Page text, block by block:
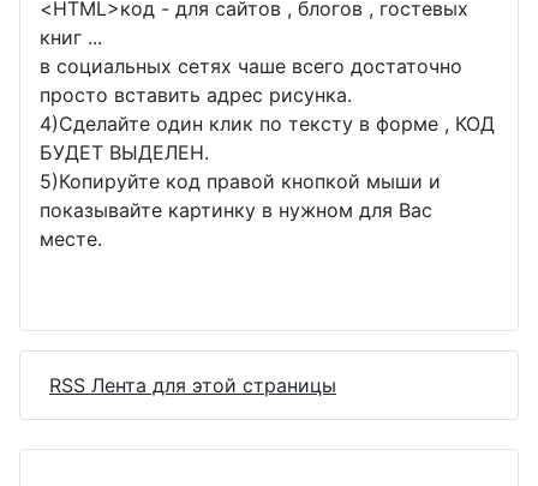
<HTML>код - для сайтов , блогов , гостевых
книг ...
в социальных сетях чаше всего достаточно
просто вставить адрес рисунка.
4)Сделайте один клик по тексту в форме , КОД
БУДЕТ ВЫДЕЛЕН.
5)Копируйте код правой кнопкой мыши и
показывайте картинку в нужном для Вас
месте.
RSS Лента для этой страницы